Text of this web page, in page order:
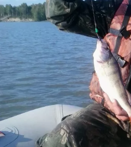
несколько щук,
остались довольны, даже гнус
Лодка тоже очень понравилась.
Спасибо за внимание, и до